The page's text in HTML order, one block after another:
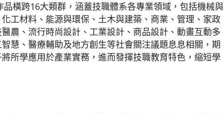
橫跨16大類群，涵蓋技職體系各專業領域，包括機械與
工材料、能源與環保、土木與建築、商業、管理、家政
農、流行時尚設計、工業設計、商品設計、動畫互動多
慧、醫療輔助及地方創生等社會關注議題息息相關，期
所學應用於產業實務，進而發揮技職教育特色，縮短學